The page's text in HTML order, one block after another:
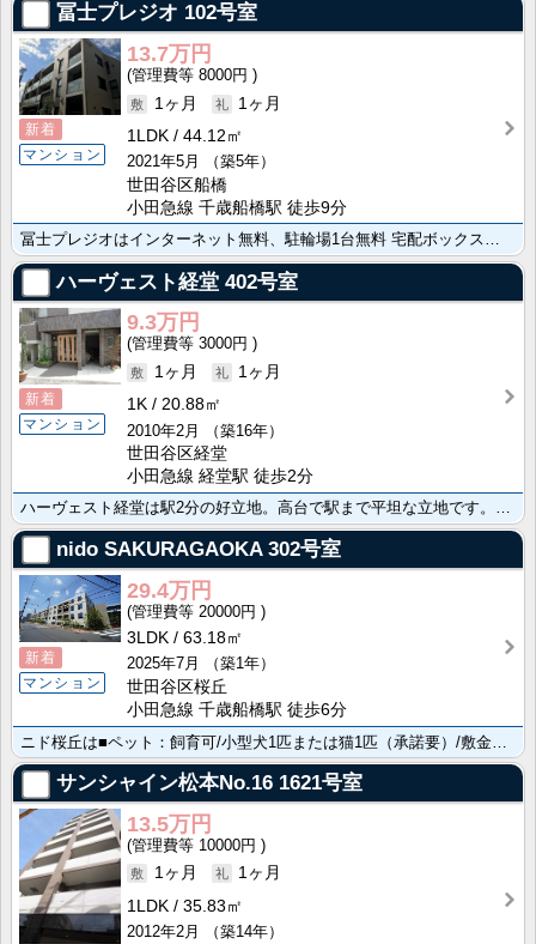
冨士プレジオ 102号室
新着
マンション
13.7万円
8000円
1ヶ月
1ヶ月
1LDK
44.12㎡
2021年5月
（築5年）
世田谷区船橋
小田急線 千歳船橋駅 徒歩9分
ハーヴェスト経堂 402号室
新着
マンション
9.3万円
3000円
1ヶ月
1ヶ月
1K
20.88㎡
2010年2月
（築16年）
世田谷区経堂
小田急線 経堂駅 徒歩2分
nido SAKURAGAOKA302号室
新着
マンション
29.4万円
20000円
3LDK
63.18㎡
2025年7月
（築1年）
世田谷区桜丘
小田急線 千歳船橋駅 徒歩6分
サンシャイン松本No.16 1621号室
13.5万円
10000円
1ヶ月
1ヶ月
1LDK
35.83㎡
2012年2月
（築14年）